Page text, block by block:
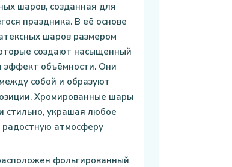
шаров, созданная для
праздника. В её основе
шаров размером
создают насыщенный
эффект объёмности. Они
собой и образуют
Хромированные шары
стильно, украшая любое
атмосферу
фольгированный